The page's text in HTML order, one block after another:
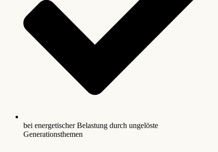
bei energetischer Belastung durch ungelöste
Generationsthemen